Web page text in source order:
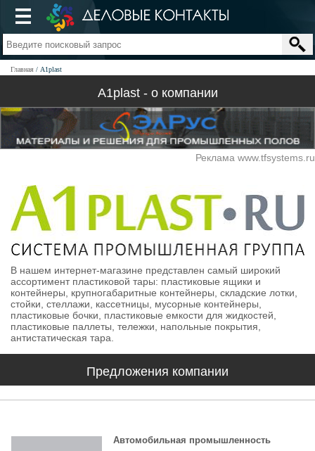
Главная A1plast
A1plast - о компании
Реклама www.tfsystems.ru
В нашем интернет-магазине представлен самый широкий
ассортимент пластиковой тары: пластиковые ящики и
контейнеры, крупногабаритные контейнеры, складские лотки,
стойки, стеллажи, кассетницы, мусорные контейнеры,
пластиковые бочки, пластиковые емкости для жидкостей,
пластиковые паллеты, тележки, напольные покрытия,
антистатическая тара.
Предложения компании
Автомобильная промышленность